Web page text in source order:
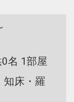
名 1部屋
知床・羅